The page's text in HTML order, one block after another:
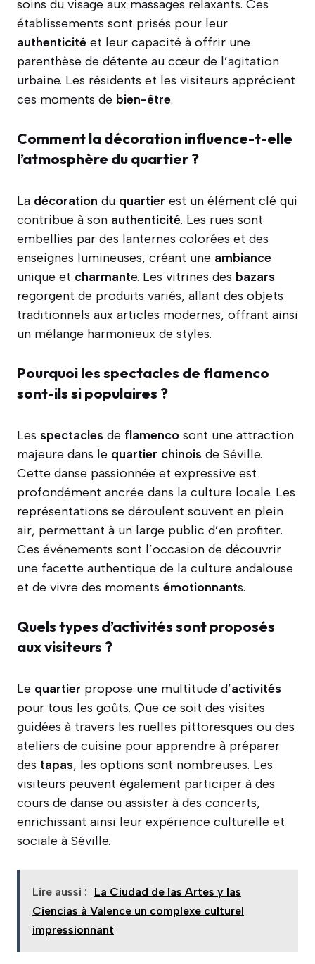
soins du visage aux massages relaxants. Ces
établissements sont prisés pour leur
authenticité et leur capacité à offrir une
parenthèse de détente au cœur de l’agitation
urbaine. Les résidents et les visiteurs apprécient
ces moments de bien-être.
Comment la décoration influence-t-elle
l’atmosphère du quartier ?
La décoration du quartier est un élément clé qui
contribue à son authenticité. Les rues sont
embellies par des lanternes colorées et des
enseignes lumineuses, créant une ambiance
unique et charmante. Les vitrines des bazars
regorgent de produits variés, allant des objets
traditionnels aux articles modernes, offrant ainsi
un mélange harmonieux de styles.
Pourquoi les spectacles de flamenco
sont-ils si populaires ?
Les spectacles de flamenco sont une attraction
majeure dans le quartier chinois de Séville.
Cette danse passionnée et expressive est
profondément ancrée dans la culture locale. Les
représentations se déroulent souvent en plein
air, permettant à un large public d’en profiter.
Ces événements sont l’occasion de découvrir
une facette authentique de la culture andalouse
et de vivre des moments émotionnants.
Quels types d’activités sont proposés
aux visiteurs ?
Le quartier propose une multitude d’activités
pour tous les goûts. Que ce soit des visites
guidées à travers les ruelles pittoresques ou des
ateliers de cuisine pour apprendre à préparer
des tapas, les options sont nombreuses. Les
visiteurs peuvent également participer à des
cours de danse ou assister à des concerts,
enrichissant ainsi leur expérience culturelle et
sociale à Séville.
Lire aussi :
La Ciudad de las Artes y las
Ciencias à Valence un complexe culturel
impressionnant